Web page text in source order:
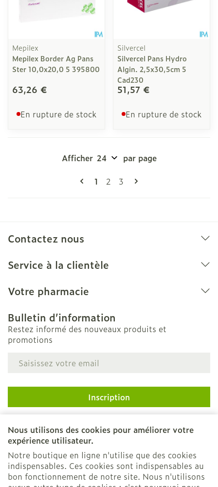
Nous utilisons des cookies pour améliorer votre
expérience utilisateur.
Notre boutique en ligne n'utilise que des cookies
indispensables. Ces cookies sont indispensables au
bon fonctionnement de notre site. Nous n'utilisons
Mepilex
Mepilex Border Ag Pans
Ster 10,0x20,0 5 395800
63,26 €
En rupture de stock
Silvercel
Silvercel Pans Hydro
Algin. 2,5x30,5cm 5
Cad230
51,57 €
En rupture de stock
Pages
Vous lisez actuellement la page
1 Page
2 Page
3
Afficher par page
Contactez nous
Service à la clientèle
Votre pharmacie
Bulletin d’information
Restez informé des nouveaux produits et
promotions
Adresse mail
Inscription
En cliquant sur s'abonner, vous vous abonnez à notre
newsletter et acceptez notrepolitique de confidentialité